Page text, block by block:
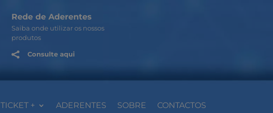
Rede de Aderentes
Saiba onde utilizar os nossos
produtos
 Consulte aqui
TICKET + ADERENTES SOBRE CONTACTOS